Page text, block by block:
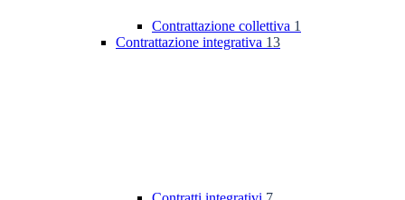
Contrattazione collettiva 1
Contrattazione integrativa 13